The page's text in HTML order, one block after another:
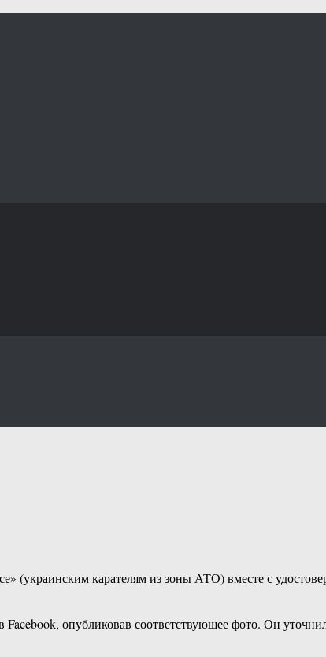
(украинским карателям из зоны АТО) вместе с
опубликовав соответствующее фото. Он